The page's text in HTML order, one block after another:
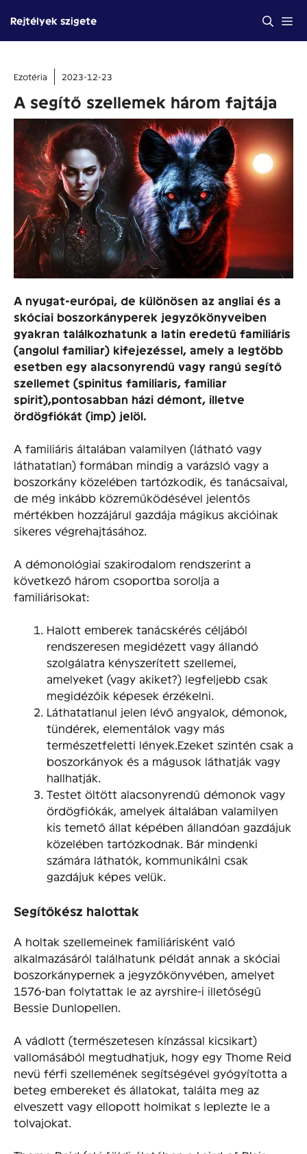
tartalomba
Rejtélyek szigete
Ezotéria 2023-12-23
A segítő szellemek három fajtája
A nyugat-európai, de különösen az angliai és a
skóciai boszorkányperek jegyzőkönyveiben
gyakran találkozhatunk a latin eredetű familiáris
(angolul familiar) kifejezéssel, amely a legtöbb
esetben egy alacsonyrendű vagy rangú segítő
szellemet (spinitus familiaris, familiar
spirit),pontosabban házi démont, illetve
ördögfiókát (imp) jelöl.
A familiáris általában valamilyen (látható vagy
láthatatlan) formában mindig a varázsló vagy a
boszorkány közelében tartózkodik, és tanácsaival,
de még inkább közreműködésével jelentős
mértékben hozzájárul gazdája mágikus akcióinak
sikeres végrehajtásához.
A démonológiai szakirodalom rendszerint a
következő három csoportba sorolja a
familiárisokat:
Halott emberek tanácskérés céljából
rendszeresen megidézett vagy állandó
szolgálatra kényszerített szellemei,
amelyeket (vagy akiket?) legfeljebb csak
megidézőik képesek érzékelni.
Láthatatlanul jelen lévő angyalok, démonok,
tündérek, elementálok vagy más
természetfeletti lények.Ezeket szintén csak a
boszorkányok és a mágusok láthatják vagy
hallhatják.
Testet öltött alacsonyrendű démonok vagy
ördögfiókák, amelyek általában valamilyen
kis temető állat képében állandóan gazdájuk
közelében tartózkodnak. Bár mindenki
számára láthatók, kommunikálni csak
gazdájuk képes velük.
Segítőkész halottak
A holtak szellemeinek familiárisként való
alkalmazásáról találhatunk példát annak a skóciai
boszorkánypernek a jegyzőkönyvében, amelyet
1576-ban folytattak le az ayrshire-i illetőségű
Bessie Dunlopellen.
A vádlott (természetesen kínzással kicsikart)
vallomásából megtudhatjuk, hogy egy Thome Reid
nevü férfi szellemének segítségével gyógyította a
beteg embereket és állatokat, találta meg az
elveszett vagy ellopott holmikat s leplezte le a
tolvajokat.